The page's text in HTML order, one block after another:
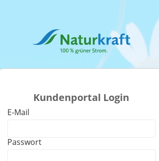
Kundenportal Login
E-Mail
Passwort